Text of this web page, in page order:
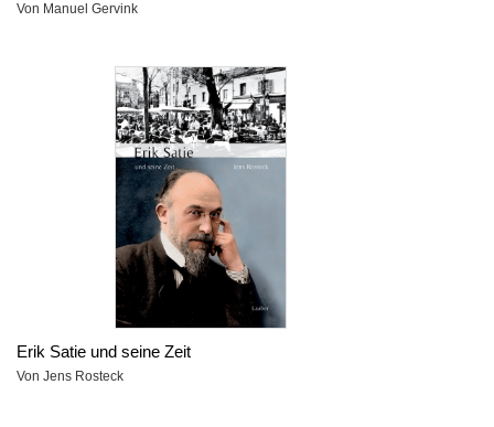
Von Manuel Gervink
Erik Satie und seine Zeit
Von Jens Rosteck